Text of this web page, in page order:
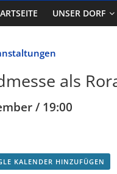
UNSER DORF
als
/ 19:00
KALENDER HINZUFÜGEN